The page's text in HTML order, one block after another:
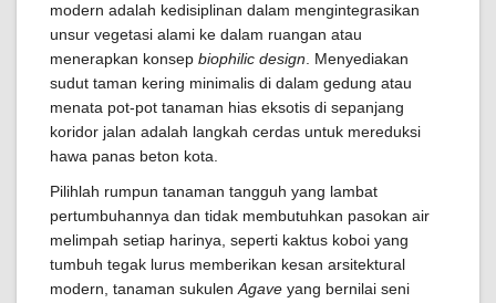
modern adalah kedisiplinan dalam mengintegrasikan
unsur vegetasi alami ke dalam ruangan atau
menerapkan konsep biophilic design . Menyediakan
sudut taman kering minimalis di dalam gedung atau
menata pot-pot tanaman hias eksotis di sepanjang
koridor jalan adalah langkah cerdas untuk mereduksi
hawa panas beton kota.
Pilihlah rumpun tanaman tangguh yang lambat
pertumbuhannya dan tidak membutuhkan pasokan air
melimpah setiap harinya, seperti kaktus koboi yang
tumbuh tegak lurus memberikan kesan arsitektural
modern, tanaman sukulen Agave yang bernilai seni